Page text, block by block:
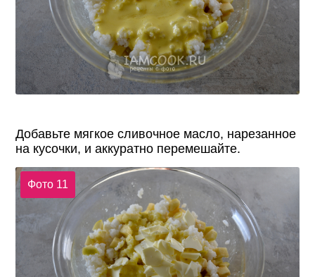
Добавьте мягкое сливочное масло, нарезанное
на кусочки, и аккуратно перемешайте.
Фото 11